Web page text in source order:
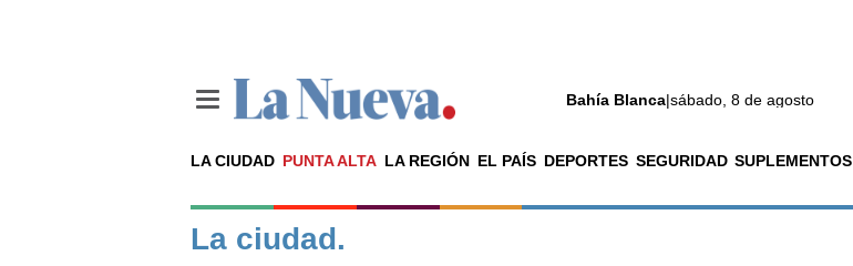
Bahía Blanca|sábado, 8 de agosto
LA CIUDAD PUNTA ALTA LA REGIÓN EL PAÍS DEPORTES SEGURIDAD SUPLEMENTOS
Noticias
La ciudad
La ciudad.